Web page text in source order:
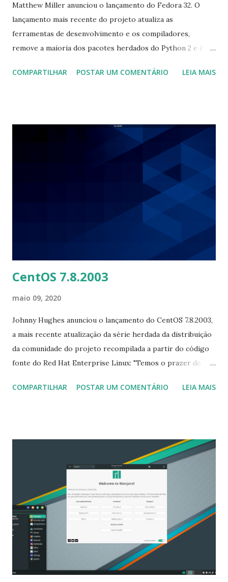
Matthew Miller anunciou o lançamento do Fedora 32. O
lançamento mais recente do projeto atualiza as
ferramentas de desenvolvimento e os compiladores,
remove a maioria dos pacotes herdados do Python 2 e é
inclui o monitor de memória EarlyOOM, que pode remover
a oferecer. Após nossa fundação" First ", atualizamos os
principais idiomas de programação e pacotes de bibliotecas
de sistemas, incluindo GCC 10, Ruby 2.7, e Python 3.8.É claro
que, no final da vida útil do Python 2., removemos a maioria
dos pacotes Python 2. do Fedora.Um pacote herdado
python27 é fornecido para desenvolvedores e usuários que
COMPARTILHAR POSTAR UM COMENTÁRIO LEIA MAIS
CentOS 7.8.2003
maio 09, 2020
Johnny Hughes anunciou o lançamento do CentOS 7.8.2003,
a mais recente atualização da série herdada da distribuição
da comunidade do projeto recompilada a partir do código
fonte do Red Hat Enterprise Linux: "Temos o prazer de
para a arquitetura x86_64.Em vigor imediatamente, esta é a
notas contêm informações importantes sobre o versão e
detalhes sobre parte do conteúdo da versão da equipe de
controle de qualidade do CentOS. Essas notas são
atualizadas constantemente para incluir problemas e
incorporar comentários dos usuários. As atualizações
lançadas desde a versão upstream são todas publicadas em
todas as arquiteturas. o usuário aplica todas as
atualizações, incluindo o conteúdo lançado hoje, em sua
máquina CentOS Linux 7 existente, executando apena...
COMPARTILHAR POSTAR UM COMENTÁRIO LEIA MAIS